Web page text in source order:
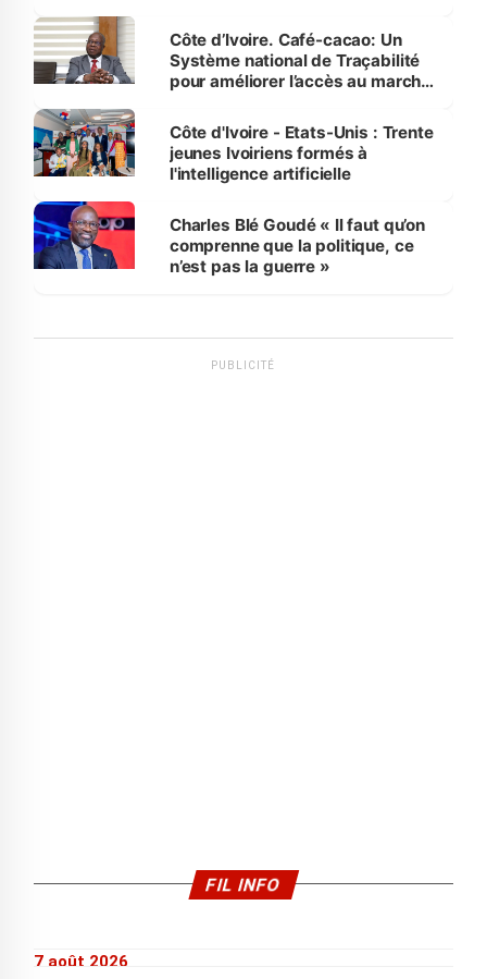
Côte d’Ivoire. Café-cacao: Un
Système national de Traçabilité
pour améliorer l’accès au marché
Côte d'Ivoire - Etats-Unis : Trente
jeunes Ivoiriens formés à
l'intelligence artificielle
Charles Blé Goudé « Il faut qu’on
comprenne que la politique, ce
n’est pas la guerre »
PUBLICITÉ
FIL INFO
7 août 2026